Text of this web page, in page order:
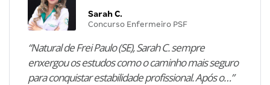
Sarah C.
Concurso Enfermeiro PSF
“Natural de Frei Paulo (SE), Sarah C. sempre
enxergou os estudos como o caminho mais seguro
para conquistar estabilidade profissional. Após o…”